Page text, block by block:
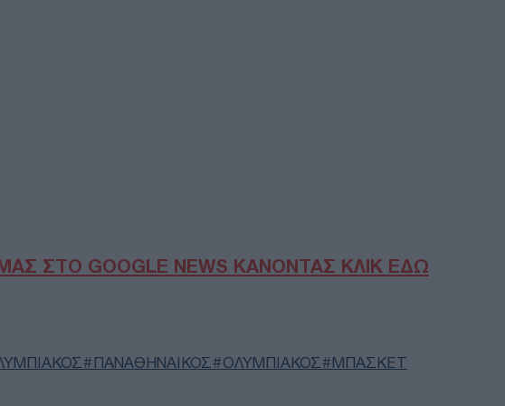
ΣΤΟ GOOGLE NEWS ΚΑΝΟΝΤΑΣ ΚΛΙΚ ΕΔΩ
ΠΑΝΑΘΗΝΑΙΚΟΣ ΟΛΥΜΠΙΑΚΟΣ
ΜΠΑΣΚΕΤ